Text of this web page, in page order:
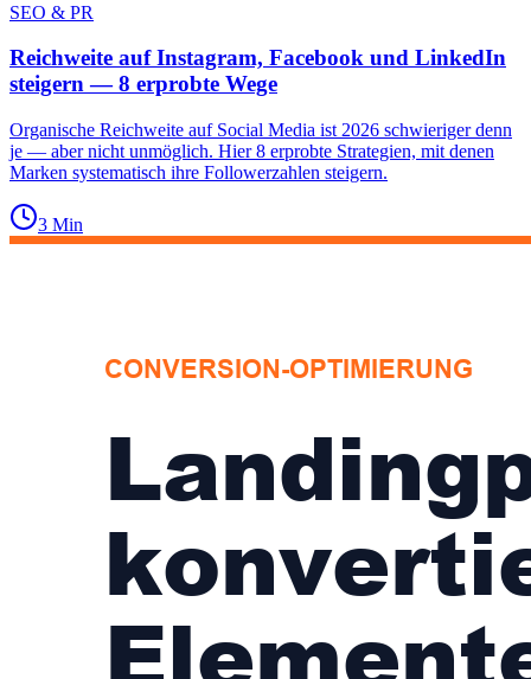
SEO & PR
Reichweite auf Instagram, Facebook und LinkedIn
steigern — 8 erprobte Wege
Organische Reichweite auf Social Media ist 2026 schwieriger denn
je — aber nicht unmöglich. Hier 8 erprobte Strategien, mit denen
Marken systematisch ihre Followerzahlen steigern.
3 Min